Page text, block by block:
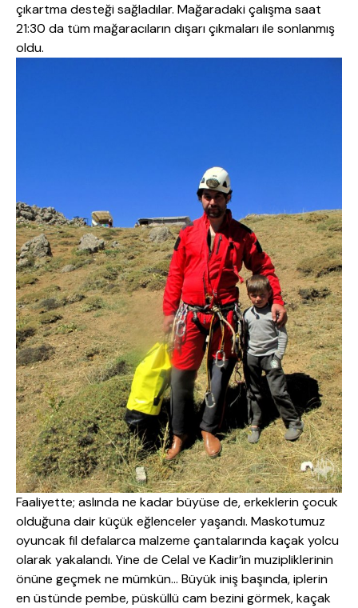
çıkartma desteği sağladılar. Mağaradaki çalışma saat
21:30 da tüm mağaracıların dışarı çıkmaları ile sonlanmış
oldu.
Faaliyette; aslında ne kadar büyüse de, erkeklerin çocuk
olduğuna dair küçük eğlenceler yaşandı. Maskotumuz
oyuncak fil defalarca malzeme çantalarında kaçak yolcu
olarak yakalandı. Yine de Celal ve Kadir’in muzipliklerinin
önüne geçmek ne mümkün… Büyük iniş başında, iplerin
en üstünde pembe, püsküllü cam bezini görmek, kaçak